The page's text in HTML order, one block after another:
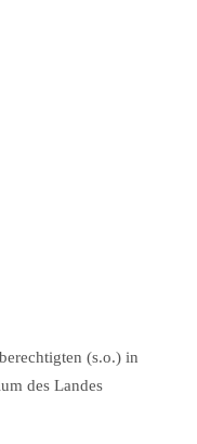
(s.o.) in
des Landes